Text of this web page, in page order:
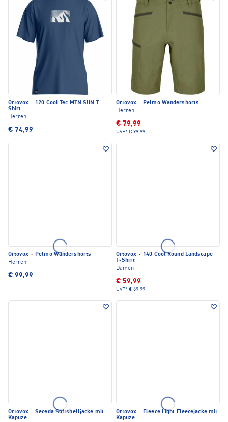
Ortovox · 120 Cool Tec MTN SUN T-
Shirt
Herren
€ 74,99
Ortovox · Pelmo Wandershorts
Herren
€ 79,99
UVP* € 99,99
Ortovox · Pelmo Wandershorts
Herren
€ 99,99
Ortovox · 140 Cool Round Landscape
T-Shirt
Damen
€ 59,99
UVP* € 69,99
Ortovox · Seceda Softshelljacke mit
Kapuze
Ortovox · Fleece Light Fleecejacke mit
Kapuze